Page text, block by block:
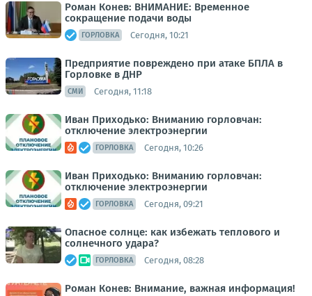
Роман Конев: ВНИМАНИЕ: Временное
сокращение подачи воды
ГОРЛОВКА Сегодня, 10:21
Предприятие повреждено при атаке БПЛА в
Горловке в ДНР
СМИ Сегодня, 11:18
Иван Приходько: Вниманию горловчан:
отключение электроэнергии
ГОРЛОВКА Сегодня, 10:26
Иван Приходько: Вниманию горловчан:
отключение электроэнергии
ГОРЛОВКА Сегодня, 09:21
Опасное солнце: как избежать теплового и
солнечного удара?
ГОРЛОВКА Сегодня, 08:28
Роман Конев: Внимание, важная информация!